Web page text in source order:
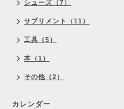
シューズ（7）
サプリメント（11）
工具（5）
本（1）
その他（2）
カレンダー